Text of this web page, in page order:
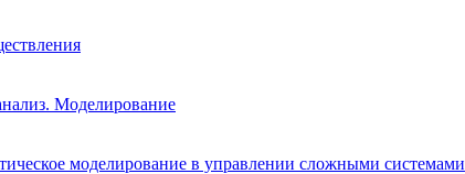
Моделирование
моделирование в управлении сложными системами